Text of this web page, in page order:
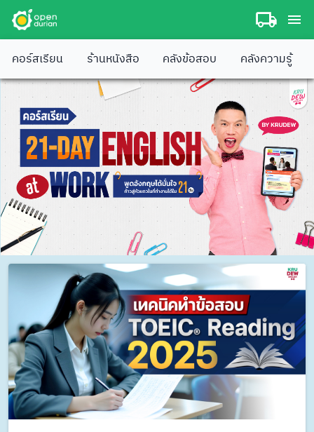
คอร์สเรียน ร้านหนังสือ คลังข้อสอบ คลังความรู้